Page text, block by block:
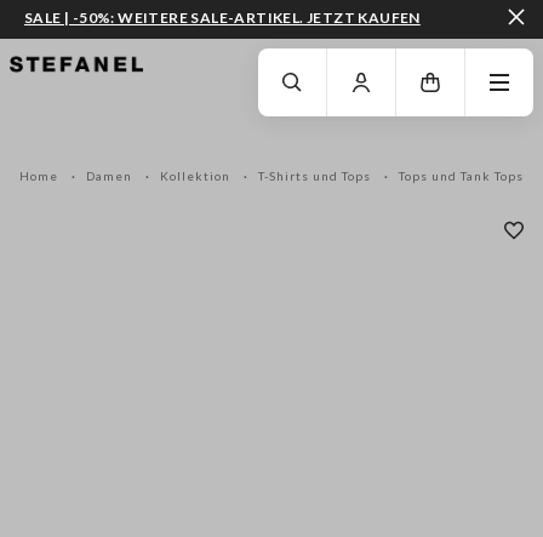
ZUM HAUPTINHALT SPRINGEN GEHEN SIE ZUM ENDE DER SEITE
SALE | -50%: WEITERE SALE-ARTIKEL. JETZT KAUFEN
Home Damen Kollektion T-Shirts und Tops Tops und Tank Tops